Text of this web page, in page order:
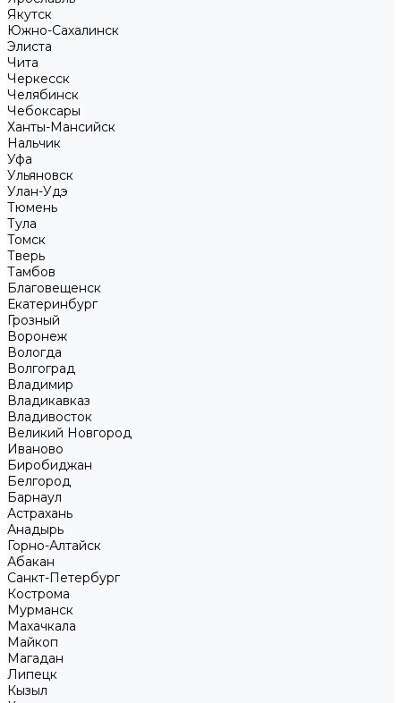
Якутск
Южно-Сахалинск
Элиста
Чита
Черкесск
Челябинск
Чебоксары
Ханты-Мансийск
Нальчик
Уфа
Ульяновск
Улан-Удэ
Тюмень
Тула
Томск
Тверь
Тамбов
Благовещенск
Екатеринбург
Грозный
Воронеж
Вологда
Волгоград
Владимир
Владикавказ
Владивосток
Великий Новгород
Иваново
Биробиджан
Белгород
Барнаул
Астрахань
Анадырь
Горно-Алтайск
Абакан
Санкт-Петербург
Кострома
Мурманск
Махачкала
Майкоп
Магадан
Липецк
Кызыл